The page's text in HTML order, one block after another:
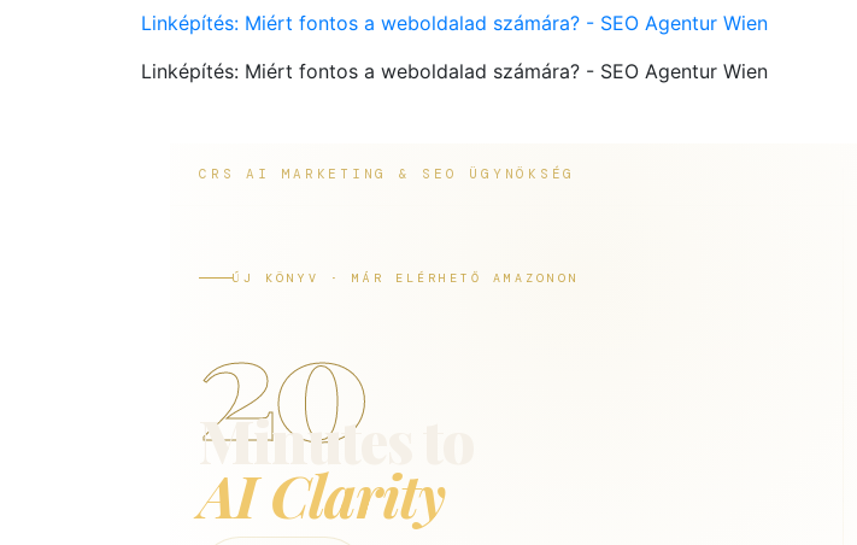
Linképítés: Miért fontos a weboldalad számára? - SEO Agentur Wien
Linképítés: Miért fontos a weboldalad számára? - SEO Agentur Wien